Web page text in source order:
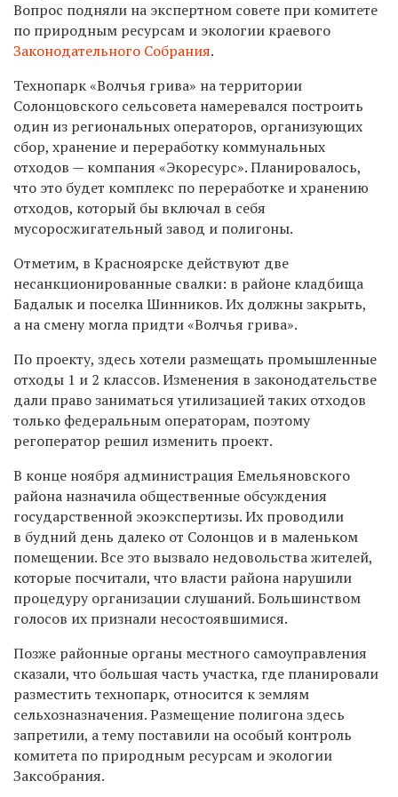
Вопрос подняли на экспертном совете при комитете
по природным ресурсам и экологии краевого
Законодательного Собрания.
Технопарк «Волчья грива» на территории
Солонцовского сельсовета намеревался построить
один из региональных операторов, организующих
сбор, хранение и переработку коммунальных
отходов — компания «Экоресурс».Планировалось,
что это будет комплекс по переработке и хранению
отходов, который бы включал в себя
мусоросжигательный завод и полигоны.
Отметим, в Красноярске действуют две
несанкционированные свалки: в районе кладбища
Бадалык и поселка Шинников. Их должны закрыть,
а на смену могла придти «Волчья грива».
По проекту, здесь хотели размещать промышленные
отходы 1 и 2 классов. Изменения в законодательстве
дали право заниматься утилизацией таких отходов
только федеральным операторам, поэтому
регоператор решил изменить проект.
В конце ноября администрация Емельяновского
района назначила общественные обсуждения
государственной экоэкспертизы. Их проводили
в будний день далеко от Солонцов и в маленьком
помещении. Все это вызвало недовольства жителей,
которые посчитали, что власти района нарушили
процедуру организации слушаний. Большинством
голосов их признали несостоявшимися.
Позже районные органы местного самоуправления
сказали, что большая часть участка, где планировали
разместить технопарк, относится к землям
сельхозназначения. Размещение полигона здесь
запретили, а тему поставили на особый контроль
комитета по природным ресурсам и экологии
Заксобрания.